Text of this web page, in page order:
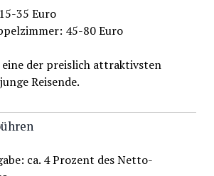
35 Euro
45-80 Euro
der preislich attraktivsten
Reisende.
ca. 4 Prozent des Netto-